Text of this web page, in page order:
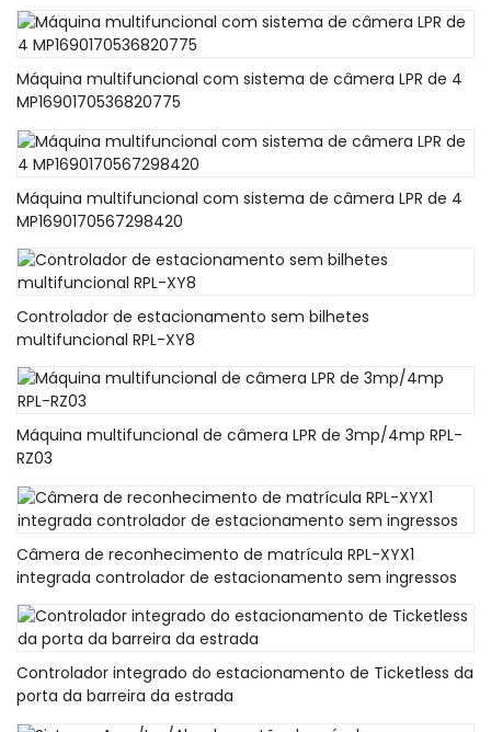
Máquina multifuncional com sistema de câmera LPR de 4
MP1690170536820775
Máquina multifuncional com sistema de câmera LPR de 4
MP1690170567298420
Controlador de estacionamento sem bilhetes
multifuncional RPL-XY8
Máquina multifuncional de câmera LPR de 3mp/4mp RPL-
RZ03
Câmera de reconhecimento de matrícula RPL-XYX1
integrada controlador de estacionamento sem ingressos
Controlador integrado do estacionamento de Ticketless da
porta da barreira da estrada